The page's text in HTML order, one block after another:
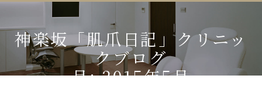
神楽坂「肌爪日記」クリニッ
クブログ
月:2015年5月